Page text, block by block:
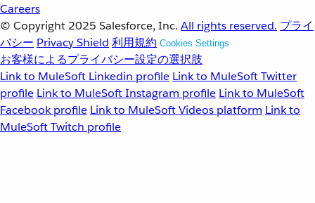
Careers
© Copyright 2025 Salesforce, Inc. All rights reserved. プライ
バシー Privacy Shield 利用規約 Cookies Settings
お客様によるプライバシー設定の選択肢
Link to MuleSoft Linkedin profile Link to MuleSoft Twitter
profile Link to MuleSoft Instagram profile Link to MuleSoft
Facebook profile Link to MuleSoft Videos platform Link to
MuleSoft Twitch profile